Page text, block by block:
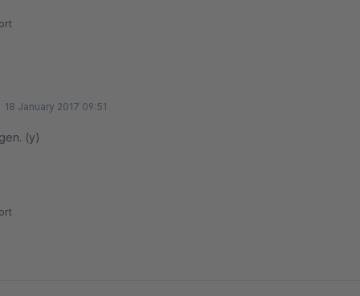
18 January 2017 09:51
(y)